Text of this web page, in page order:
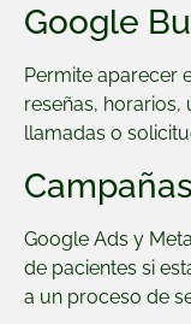
Google
Permite aparecer
reseñas,
llamadas o
Google Ads y
de pacientes si
a un proceso de